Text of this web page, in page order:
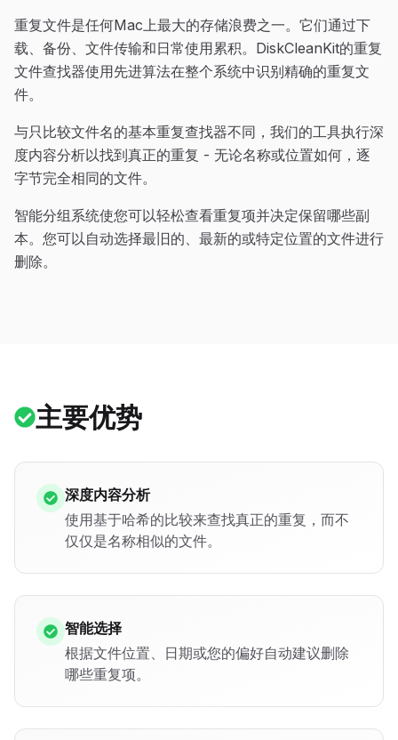
重复文件是任何Mac上最大的存储浪费之一。它们通过下
载、备份、文件传输和日常使用累积。DiskCleanKit的重复
文件查找器使用先进算法在整个系统中识别精确的重复文
件。
与只比较文件名的基本重复查找器不同，我们的工具执行深
度内容分析以找到真正的重复 - 无论名称或位置如何，逐
字节完全相同的文件。
智能分组系统使您可以轻松查看重复项并决定保留哪些副
本。您可以自动选择最旧的、最新的或特定位置的文件进行
删除。
主要优势
深度内容分析
使用基于哈希的比较来查找真正的重复，而不
仅仅是名称相似的文件。
智能选择
根据文件位置、日期或您的偏好自动建议删除
哪些重复项。